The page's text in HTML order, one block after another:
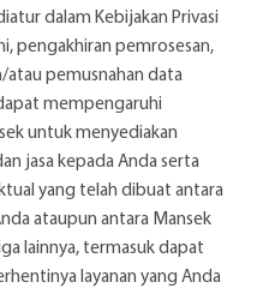
dalam Kebijakan Privasi
pengakhiran pemrosesan,
atau pemusnahan data
mempengaruhi
untuk menyediakan
jasa kepada Anda serta
yang telah dibuat antara
ataupun antara Mansek
lainnya, termasuk dapat
layanan yang Anda